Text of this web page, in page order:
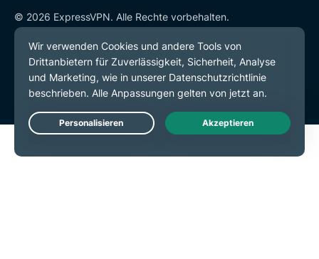
© 2026 ExpressVPN. Alle Rechte vorbehalten.
Datenschutzrichtlinie
Servicebedingungen
Cookie-Einstellungen
Live Chat